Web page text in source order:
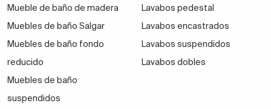
Mueble de baño de madera
Muebles de baño Salgar
Muebles de baño fondo
reducido
Muebles de baño
suspendidos
Lavabos pedestal
Lavabos encastrados
Lavabos suspendidos
Lavabos dobles